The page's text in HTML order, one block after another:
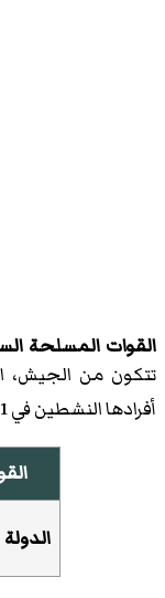
القوات المسلحة
تتكون من الجيش،
أفرادها النشطين في 2011 قرابة 17.000.
الدولة